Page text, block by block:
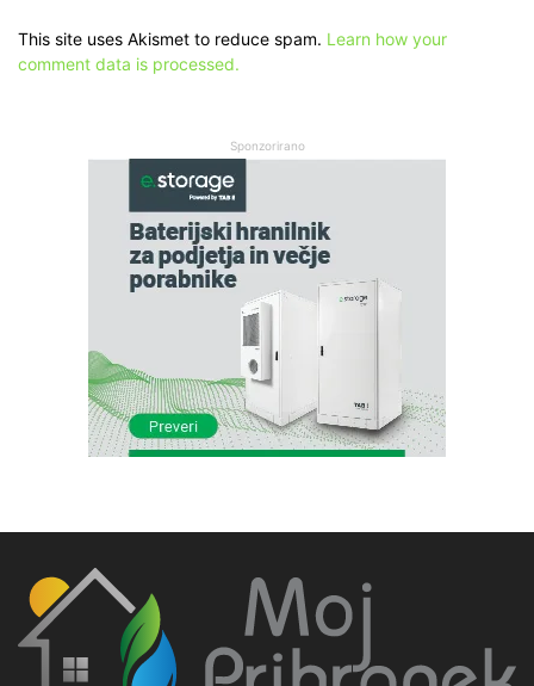
This site uses Akismet to reduce spam. Learn how your
comment data is processed.
Sponzorirano